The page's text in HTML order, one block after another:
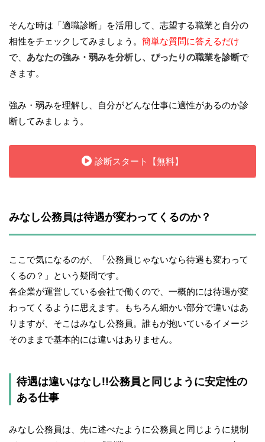
そんな時は「適職診断」を活用して、志望する職業と自分の
相性をチェックしてみましょう。 簡単な質問に答えるだけ
で、 あなたの強み・弱みを分析し、ぴったりの職業を診断で
きます。
強み・弱みを理解し、自分がどんな仕事に適性があるのか診
断してみましょう。
診断スタート【無料】
みなし公務員は待遇が変わってくるのか？
ここで気になるのが、「公務員じゃないなら待遇も変わって
くるの？」という疑問です。
各企業が運営している会社で働くので、一概的には待遇が変
わってくるように思えます。もちろん細かい部分で違いはあ
りますが、そこはみなし公務員。誰もが抱いているイメージ
そのままで基本的には違いはありません。
待遇は違いはなし!!公務員と同じように安定性の
ある仕事
みなし公務員は、先に述べたように公務員と同じように規制